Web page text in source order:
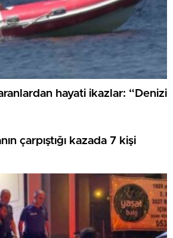
hayati ikazlar: “Denizi
çarpıştığı kazada 7 kişi